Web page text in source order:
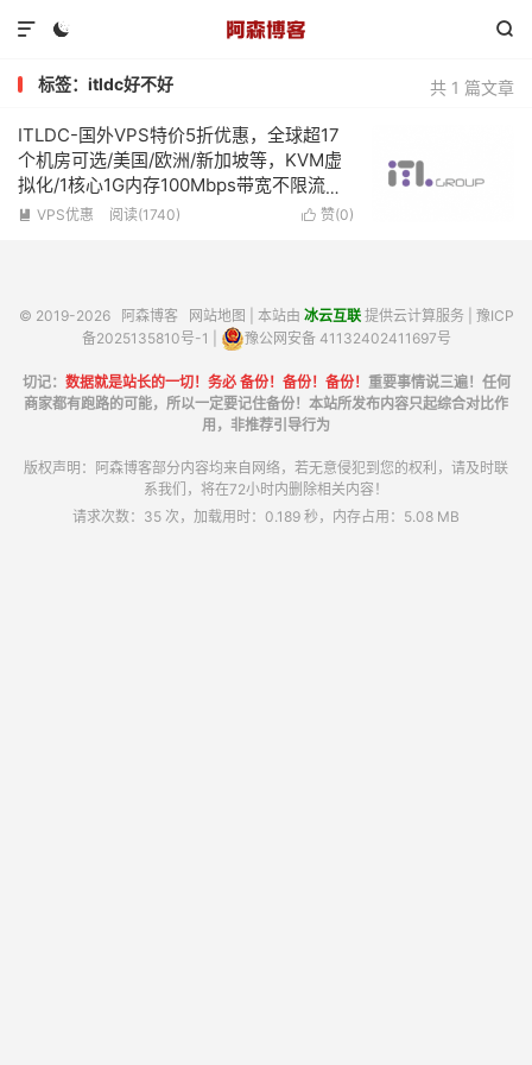
 

共 1 篇文章
标签：itldc好不好
ITLDC-国外VPS特价5折优惠，全球超17
个机房可选/美国/欧洲/新加坡等，KVM虚
拟化/1核心1G内存100Mbps带宽不限流
量，低至€19/年
 赞(0)
 VPS优惠 阅读(1740)
© 2019-2026 阿森博客 网站地图 | 本站由 冰云互联提供云计算服务 | 豫ICP
备2025135810号-1
豫公网安备 41132402411697号
切记： 数据就是站长的一切！务必 备份！备份！备份！ 重要事情说三遍！任何
商家都有跑路的可能，所以一定要记住备份！本站所发布内容只起综合对比作
用，非推荐引导行为
版权声明：阿森博客部分内容均来自网络，若无意侵犯到您的权利，请及时联
系我们，将在72小时内删除相关内容！
请求次数：35 次，加载用时：0.189 秒，内存占用：5.08 MB